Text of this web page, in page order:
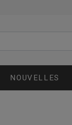
NOUVELLES